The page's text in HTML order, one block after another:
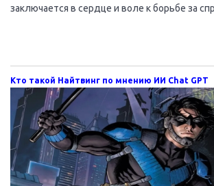
заключается в сердце и воле к борьбе за
Кто такой Найтвинг по мнению ИИ Chat GPT